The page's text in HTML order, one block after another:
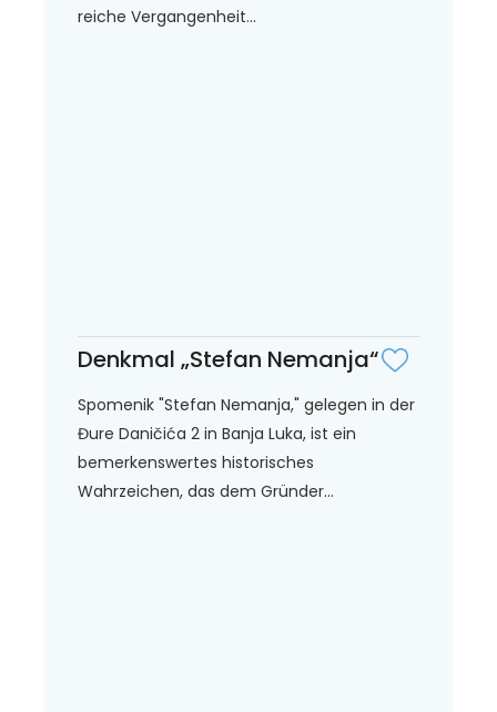
reiche Vergangenheit...
Denkmal „Stefan Nemanja“
Spomenik "Stefan Nemanja," gelegen in der
Đure Daničića 2 in Banja Luka, ist ein
bemerkenswertes historisches
Wahrzeichen, das dem Gründer...